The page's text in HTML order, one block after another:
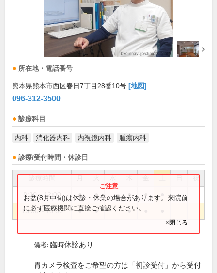
所在地・電話番号
熊本県熊本市西区春日7丁目28番10号 [地図]
096-312-3500
診療科目
内科 消化器内科 内視鏡内科 腫瘍内科
診療/受付時間・休診日
祝
8:30～12:00 ● ● ● ●
13:30～18:00 ● ● ●
お盆(8月中旬)は休診・休業の場合があります。来院前
に必ず医療機関に直接ご確認ください。
×閉じる
備考: 臨時休診あり
胃カメラ検査をご希望の方は「初診受付」から受付